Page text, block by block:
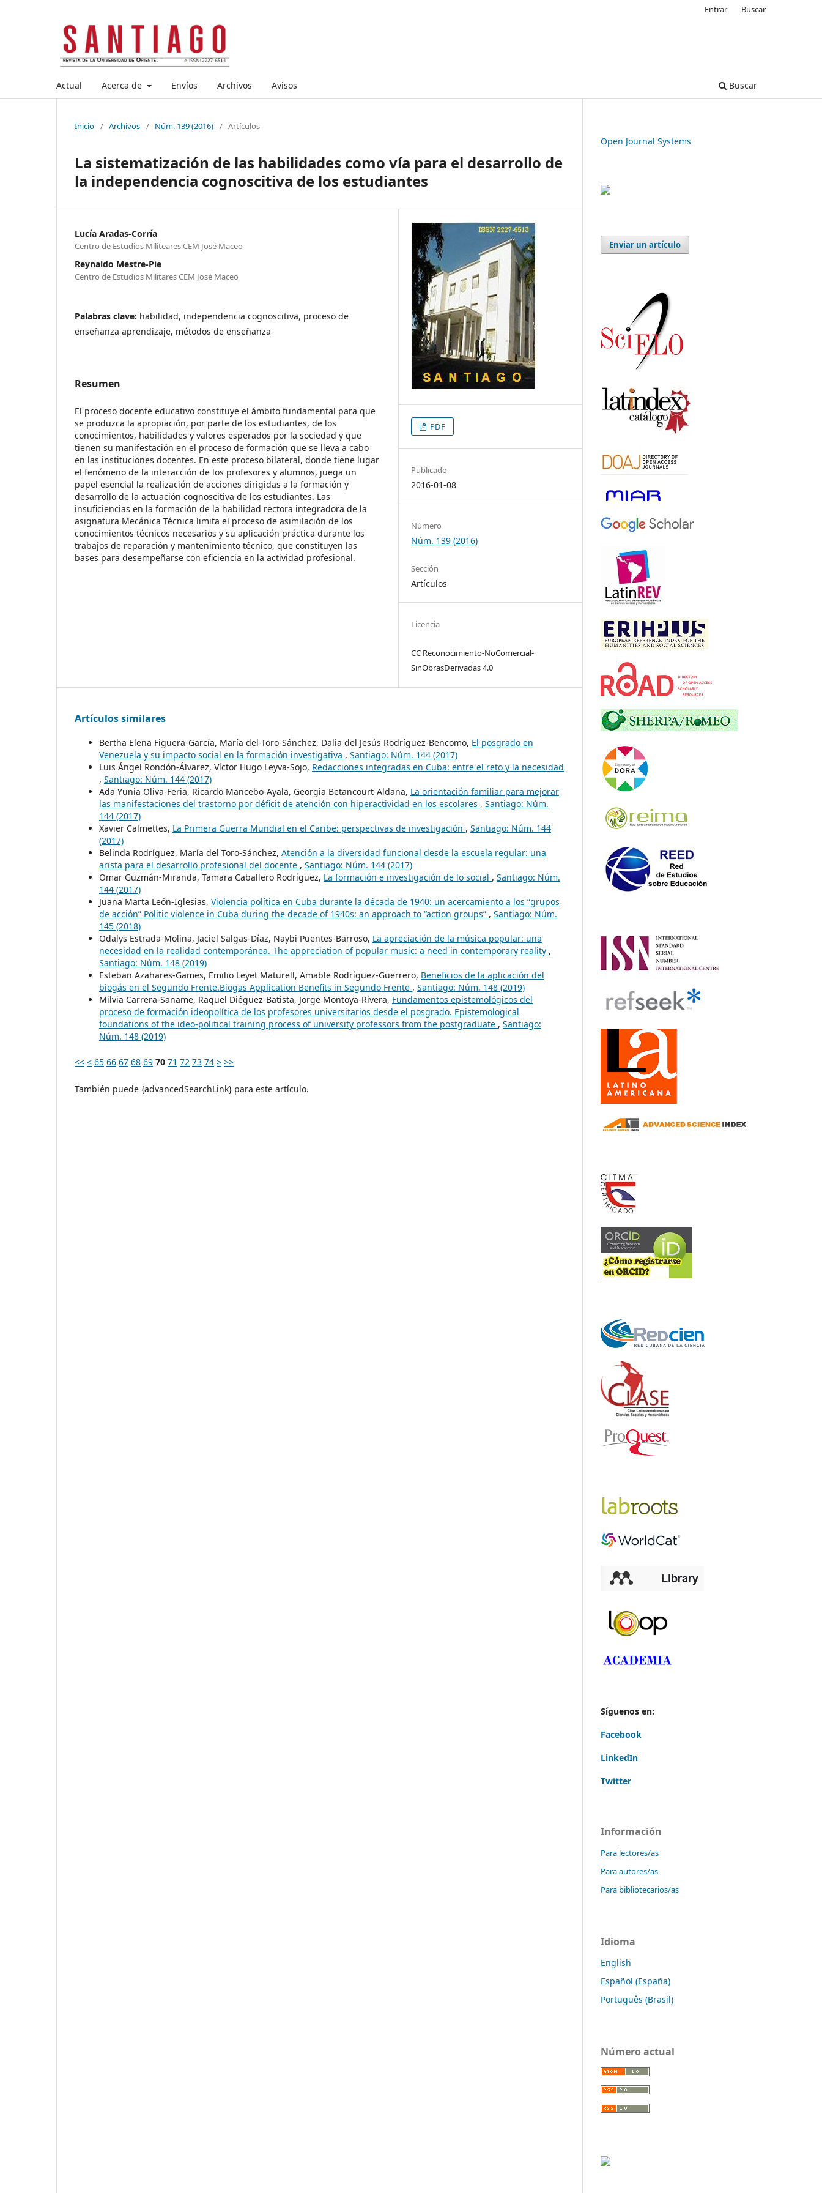
Actual Acerca de Envíos Archivos Avisos Buscar
Entrar Buscar
Inicio / Archivos / Núm. 139 (2016) / Artículos
La sistematización de las habilidades como vía para el desarrollo de
la independencia cognoscitiva de los estudiantes
Lucía Aradas-Corría
Centro de Estudios Militeares CEM José Maceo
Reynaldo Mestre-Pie
Centro de Estudios Militares CEM José Maceo
Palabras clave: habilidad, independencia cognoscitiva, proceso de
enseñanza aprendizaje, métodos de enseñanza
Resumen
El proceso docente educativo constituye el ámbito fundamental para que
se produzca la apropiación, por parte de los estudiantes, de los
conocimientos, habilidades y valores esperados por la sociedad y que
tienen su manifestación en el proceso de formación que se lleva a cabo
en las instituciones docentes. En este proceso bilateral, donde tiene lugar
el fenómeno de la interacción de los profesores y alumnos, juega un
papel esencial la realización de acciones dirigidas a la formación y
desarrollo de la actuación cognoscitiva de los estudiantes. Las
insuficiencias en la formación de la habilidad rectora integradora de la
asignatura Mecánica Técnica limita el proceso de asimilación de los
conocimientos técnicos necesarios y su aplicación práctica durante los
trabajos de reparación y mantenimiento técnico, que constituyen las
bases para desempeñarse con eficiencia en la actividad profesional.
PDF
Publicado
2016-01-08
Número
Núm. 139 (2016)
Sección
Artículos
Licencia
CC Reconocimiento-NoComercial-
SinObrasDerivadas 4.0
Artículos similares
Bertha Elena Figuera-García, María del-Toro-Sánchez, Dalia del Jesús Rodríguez-Bencomo, El posgrado en
Venezuela y su impacto social en la formación investigativa , Santiago: Núm. 144 (2017)
Luis Ángel Rondón-Álvarez, Víctor Hugo Leyva-Sojo, Redacciones integradas en Cuba: entre el reto y la necesidad
, Santiago: Núm. 144 (2017)
Ada Yunia Oliva-Feria, Ricardo Mancebo-Ayala, Georgia Betancourt-Aldana, La orientación familiar para mejorar
las manifestaciones del trastorno por déficit de atención con hiperactividad en los escolares , Santiago: Núm.
144 (2017)
Xavier Calmettes, La Primera Guerra Mundial en el Caribe: perspectivas de investigación , Santiago: Núm. 144
(2017)
Belinda Rodríguez, María del Toro-Sánchez, Atención a la diversidad funcional desde la escuela regular: una
arista para el desarrollo profesional del docente , Santiago: Núm. 144 (2017)
Omar Guzmán-Miranda, Tamara Caballero Rodríguez, La formación e investigación de lo social , Santiago: Núm.
144 (2017)
Juana Marta León-Iglesias, Violencia política en Cuba durante la década de 1940: un acercamiento a los “grupos
de acción” Politic violence in Cuba during the decade of 1940s: an approach to “action groups” , Santiago: Núm.
145 (2018)
Odalys Estrada-Molina, Jaciel Salgas-Díaz, Naybi Puentes-Barroso, La apreciación de la música popular: una
necesidad en la realidad contemporánea. The appreciation of popular music: a need in contemporary reality ,
Santiago: Núm. 148 (2019)
Esteban Azahares-Games, Emilio Leyet Maturell, Amable Rodríguez-Guerrero, Beneficios de la aplicación del
biogás en el Segundo Frente.Biogas Application Benefits in Segundo Frente , Santiago: Núm. 148 (2019)
Milvia Carrera-Saname, Raquel Diéguez-Batista, Jorge Montoya-Rivera, Fundamentos epistemológicos del
proceso de formación ideopolítica de los profesores universitarios desde el posgrado. Epistemological
foundations of the ideo-political training process of university professors from the postgraduate , Santiago:
Núm. 148 (2019)
<< < 65 66 67 68 69 70 71 72 73 74 > >>
También puede {advancedSearchLink} para este artículo.
Open Journal Systems
Enviar un artículo
Síguenos en:
Facebook
LinkedIn
Twitter
Información
Para lectores/as
Para autores/as
Para bibliotecarios/as
Idioma
English
Español (España)
Português (Brasil)
Número actual